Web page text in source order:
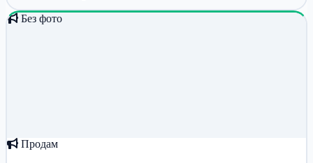
Без фото
Продам